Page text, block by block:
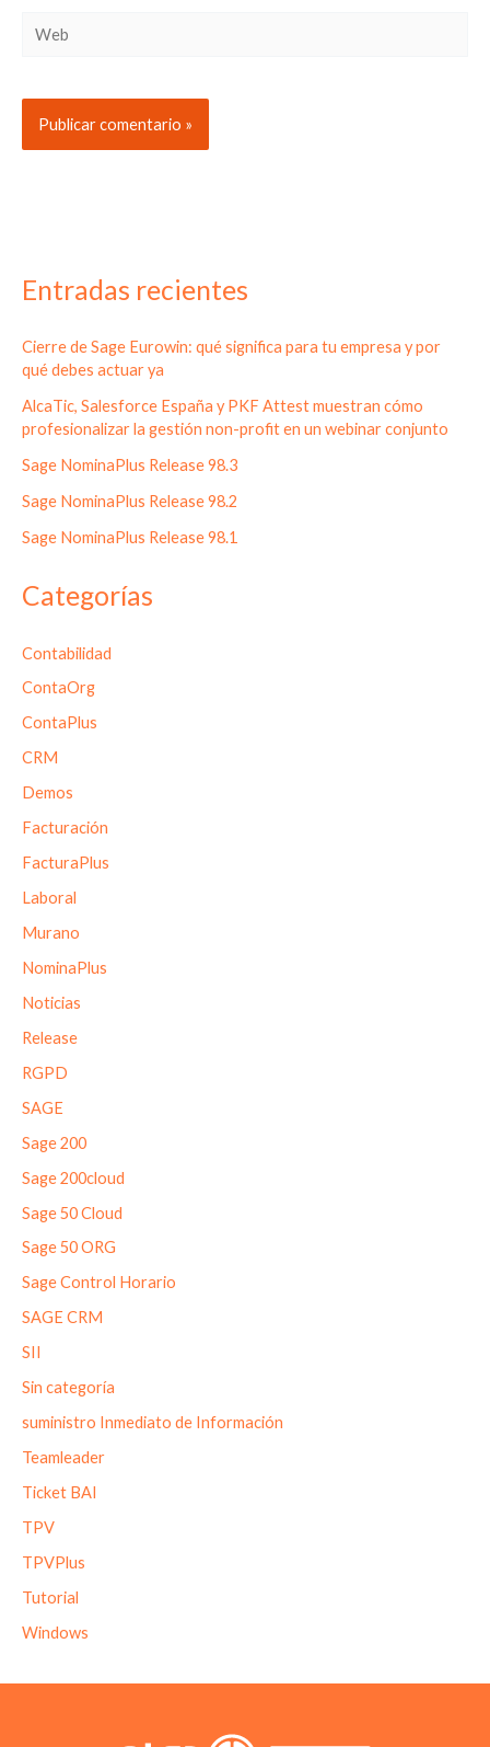
Entradas recientes
Cierre de Sage Eurowin: qué significa para tu empresa y por
qué debes actuar ya
AlcaTic, Salesforce España y PKF Attest muestran cómo
profesionalizar la gestión non-profit en un webinar conjunto
Sage NominaPlus Release 98.3
Sage NominaPlus Release 98.2
Sage NominaPlus Release 98.1
Categorías
Contabilidad
ContaOrg
ContaPlus
CRM
Demos
Facturación
FacturaPlus
Laboral
Murano
NominaPlus
Noticias
Release
RGPD
SAGE
Sage 200
Sage 200cloud
Sage 50 Cloud
Sage 50 ORG
Sage Control Horario
SAGE CRM
SII
Sin categoría
suministro Inmediato de Información
Teamleader
Ticket BAI
TPV
TPVPlus
Tutorial
Windows